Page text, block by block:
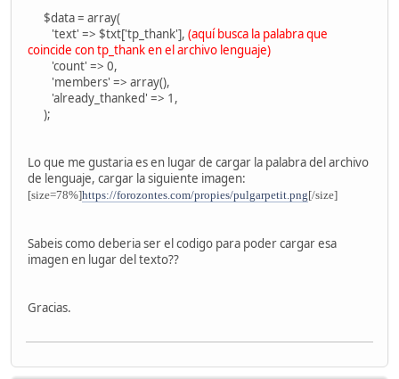
$data = array(
'text' => $txt['tp_thank'], (aquí busca la palabra que
coincide con tp_thank en el archivo lenguaje)
'count' => 0,
'members' => array(),
'already_thanked' => 1,
);
Lo que me gustaria es en lugar de cargar la palabra del archivo
de lenguaje, cargar la siguiente imagen:
[size=78%]https://forozontes.com/propies/pulgarpetit.png[/size]
Sabeis como deberia ser el codigo para poder cargar esa
imagen en lugar del texto??
Gracias.